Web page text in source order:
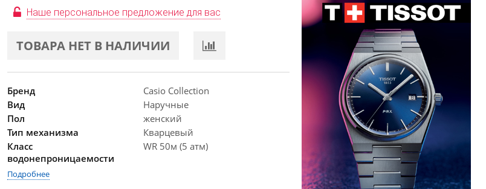
Наше персональное предложение для вас
ТОВАРА НЕТ В НАЛИЧИИ
Бренд
Casio Collection
Вид
Наручные
Пол
женский
Тип механизма
Кварцевый
Класс
водонепроницаемости
WR 50м (5 атм)
Подробнее